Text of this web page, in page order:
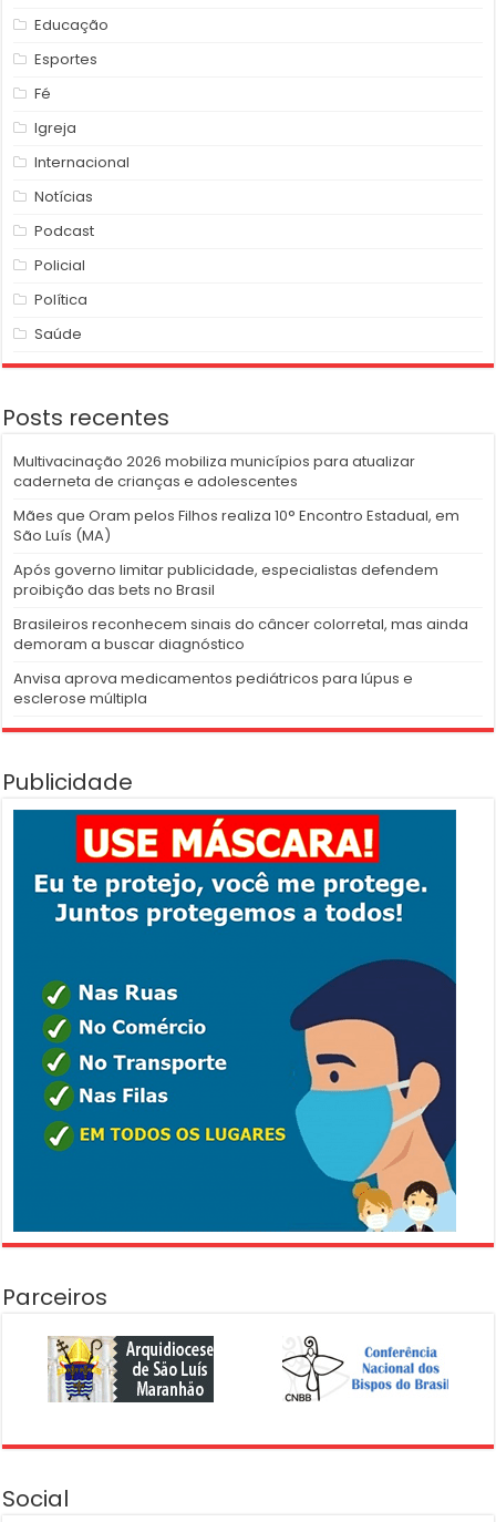
Educação
Esportes
Fé
Igreja
Internacional
Notícias
Podcast
Policial
Política
Saúde
Posts recentes
Multivacinação 2026 mobiliza municípios para atualizar
caderneta de crianças e adolescentes
Mães que Oram pelos Filhos realiza 10° Encontro Estadual, em
São Luís (MA)
Após governo limitar publicidade, especialistas defendem
proibição das bets no Brasil
Brasileiros reconhecem sinais do câncer colorretal, mas ainda
demoram a buscar diagnóstico
Anvisa aprova medicamentos pediátricos para lúpus e
esclerose múltipla
Publicidade
Parceiros
Social